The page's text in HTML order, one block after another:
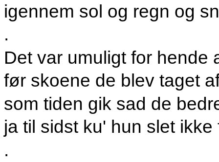
igennem sol og regn og
.
Det var umuligt for hende
før skoene de blev taget
som tiden gik sad de
ja til sidst ku' hun slet ikke
.